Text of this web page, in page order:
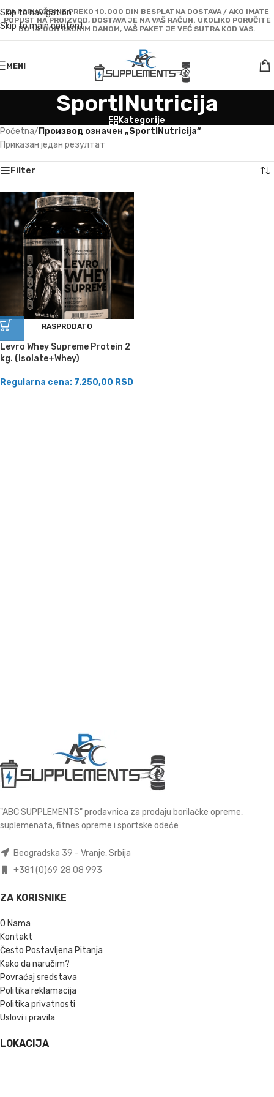
Skip to navigation
Skip to main content
ZA PORUDŽBINE PREKO 10.000 DIN BESPLATNA DOSTAVA / AKO IMATE
POPUST NA PROIZVOD, DOSTAVA JE NA VAŠ RAČUN. UKOLIKO PORUČITE
DO 14:00H RADNIM DANOM, VAŠ PAKET JE VEĆ SUTRA KOD VAS.
MENI
SportINutricija
Kategorije
Početna/ Производ oзначен „SportINutricija“
Приказан један резултат
Filter
RASPRODATO
Levro Whey Supreme Protein 2
kg. (Isolate+Whey)
Regularna cena: 7.250,00 RSD
"ABC SUPPLEMENTS" prodavnica za prodaju borilačke opreme,
suplemenata, fitnes opreme i sportske odeće
Beogradska 39 - Vranje, Srbija
+381 (0)69 28 08 993
ZA KORISNIKE
O Nama
Kontakt
Često Postavljena Pitanja
Kako da naručim?
Povraćaj sredstava
Politika reklamacija
Politika privatnosti
Uslovi i pravila
LOKACIJA